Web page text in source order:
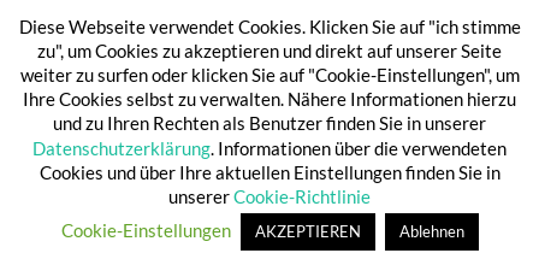
Bestände kaufen
BESTANDSPARKPLATZ 24 —HOCH ↑
Diese Webseite verwendet Cookies. Klicken Sie auf "ich stimme
zu", um Cookies zu akzeptieren und direkt auf unserer Seite
weiter zu surfen oder klicken Sie auf "Cookie-Einstellungen", um
Ihre Cookies selbst zu verwalten. Nähere Informationen hierzu
und zu Ihren Rechten als Benutzer finden Sie in unserer
Datenschutzerklärung . Informationen über die verwendeten
Cookies und über Ihre aktuellen Einstellungen finden Sie in
unsererCookie-Richtlinie
Cookie-Einstellungen
AKZEPTIEREN Ablehnen